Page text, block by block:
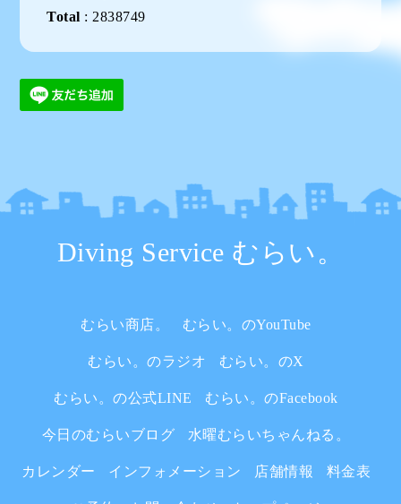
Total : 2838749
Diving Service むらい。
むらい商店。 むらい。のYouTube
むらい。のラジオ むらい。のX
むらい。の公式LINE むらい。のFacebook
今日のむらいブログ 水曜むらいちゃんねる。
カレンダー インフォメーション 店舗情報 料金表